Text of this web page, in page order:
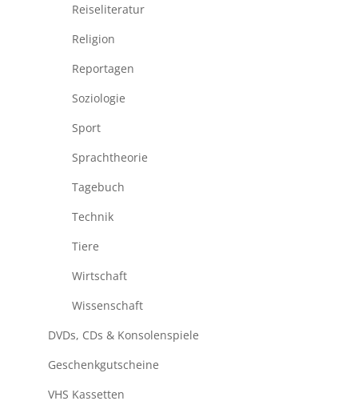
Reiseliteratur
Religion
Reportagen
Soziologie
Sport
Sprachtheorie
Tagebuch
Technik
Tiere
Wirtschaft
Wissenschaft
DVDs, CDs & Konsolenspiele
Geschenkgutscheine
VHS Kassetten